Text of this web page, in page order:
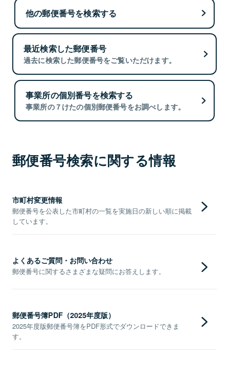
他の郵便番号を検索する
最近検索した郵便番号
過去に検索した郵便番号をご覧いただけます。
事業所の個別番号を検索する
事業所の７けたの個別郵便番号をお調べします。
郵便番号検索に関する情報
市町村変更情報
郵便番号を公表した市町村の一覧を実施日の新しい順に掲載
しています。
よくあるご質問・お問い合わせ
郵便番号に関するさまざまな疑問にお答えします。
郵便番号簿PDF（2025年度版）
2025年度版郵便番号簿をPDF形式でダウンロードできま
す。